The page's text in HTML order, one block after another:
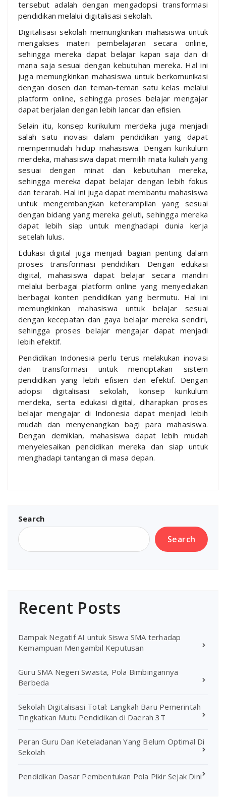
tersebut adalah dengan mengadopsi transformasi
pendidikan melalui digitalisasi sekolah.
Digitalisasi sekolah memungkinkan mahasiswa untuk
mengakses materi pembelajaran secara online,
sehingga mereka dapat belajar kapan saja dan di
mana saja sesuai dengan kebutuhan mereka. Hal ini
juga memungkinkan mahasiswa untuk berkomunikasi
dengan dosen dan teman-teman satu kelas melalui
platform online, sehingga proses belajar mengajar
dapat berjalan dengan lebih lancar dan efisien.
Selain itu, konsep kurikulum merdeka juga menjadi
salah satu inovasi dalam pendidikan yang dapat
mempermudah hidup mahasiswa. Dengan kurikulum
merdeka, mahasiswa dapat memilih mata kuliah yang
sesuai dengan minat dan kebutuhan mereka,
sehingga mereka dapat belajar dengan lebih fokus
dan terarah. Hal ini juga dapat membantu mahasiswa
untuk mengembangkan keterampilan yang sesuai
dengan bidang yang mereka geluti, sehingga mereka
dapat lebih siap untuk menghadapi dunia kerja
setelah lulus.
Edukasi digital juga menjadi bagian penting dalam
proses transformasi pendidikan. Dengan edukasi
digital, mahasiswa dapat belajar secara mandiri
melalui berbagai platform online yang menyediakan
berbagai konten pendidikan yang bermutu. Hal ini
memungkinkan mahasiswa untuk belajar sesuai
dengan kecepatan dan gaya belajar mereka sendiri,
sehingga proses belajar mengajar dapat menjadi
lebih efektif.
Pendidikan Indonesia perlu terus melakukan inovasi
dan transformasi untuk menciptakan sistem
pendidikan yang lebih efisien dan efektif. Dengan
adopsi digitalisasi sekolah, konsep kurikulum
merdeka, serta edukasi digital, diharapkan proses
belajar mengajar di Indonesia dapat menjadi lebih
mudah dan menyenangkan bagi para mahasiswa.
Dengan demikian, mahasiswa dapat lebih mudah
menyelesaikan pendidikan mereka dan siap untuk
menghadapi tantangan di masa depan.
Search
Search
Recent Posts
Dampak Negatif AI untuk Siswa SMA terhadap
Kemampuan Mengambil Keputusan
Guru SMA Negeri Swasta, Pola Bimbingannya
Berbeda
Sekolah Digitalisasi Total: Langkah Baru Pemerintah
Tingkatkan Mutu Pendidikan di Daerah 3T
Peran Guru Dan Keteladanan Yang Belum Optimal Di
Sekolah
Pendidikan Dasar Pembentukan Pola Pikir Sejak Dini